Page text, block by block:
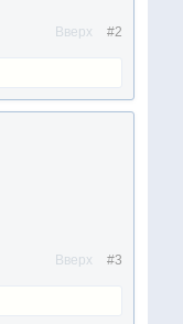
#2
Вверх
#3
Вверх